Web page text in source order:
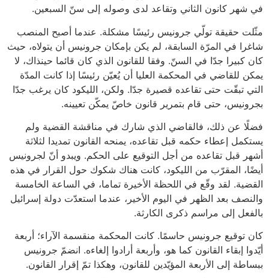
في شهر كانون الثاني وتقاعد لدى وصوله إلى سنّ السبعين.
مثّلت حقيقة تولّي جرونيس رئيسًا مشكلة. عندما أصبح المنصب
شاغرا في المرّة السابقة، لم يكن بإمكان جرونيس أن يتولاه، حيث
كان كبيرا جدّا في السنّ. وفقا للقانون الذي كان قائما حينذاك، لا
يمكن للقاضي في المحكمة العليا أن يُعيّن رئيسًا إذا كانت المدّة
التي تبقّت حتى تقاعده قصيرة جدّا. ولكن، الليكود كان يرغب جدّا
بجرونيس، حتى قام بتمرير قانون خاصّ يمكّن تعيينه.
فضلًا عن ذلك، فالقاضي الذي شارك في مناقشة القضية ولم
يستكمل إعطاء حكمه قبل تقاعده، يمنحه القانون تمديدا لثلاثة
أشهر قبل تقاعده من أجل التوقيع على الحكم. ويبدو أنّ لجرونيس
أيضًا، المقرّب من الليكود، كانت هناك شكوك حول القرار في هذه
القضية. لقد وقّع في اللحظة الأخيرة تماما، في الساعة الخامسة
والنصف بعد الظهر في اليوم الأخير، عندما استعدّت دولة إسرائيل
بالفعل إلى مراسم ذكرى الكارثة.
كان توقيع جرونيس حاسمًا. كانت المحكمة منقسمة الآراء؛ أربعة
أيّدوا إبقاء القانون كما هو، وأربعة أرادوا إلغاءه. انضمّ جرونيس
ببساطة إلى الأربعة المؤيّدين للقانون، وهكذا تمّ إقرار القانون.